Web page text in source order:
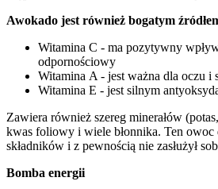
Awokado jest również bogatym
Witamina C - ma pozytywny
odpornościowy
Witamina A - jest ważna dla oczu i
Witamina E - jest silnym
Zawiera również szereg minerałów
kwas foliowy i wiele błonnika. Ten owoc
składników i z pewnością nie zasłużył
Bomba energii